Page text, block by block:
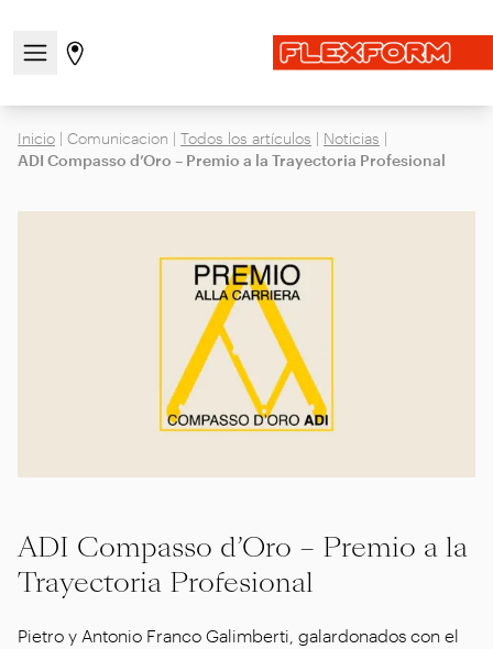
Abre/cierra el menú de navegación
Ir a la página de tiendas
Inicio | Comunicacion | Todos los artículos | Noticias |
ADI Compasso d’Oro – Premio a la Trayectoria Profesional
ADI Compasso d’Oro – Premio a la
Trayectoria Profesional
Pietro y Antonio Franco Galimberti, galardonados con el